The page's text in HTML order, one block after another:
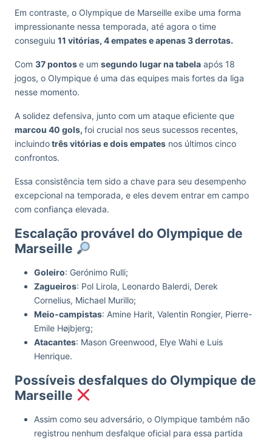
Em contraste, o Olympique de Marseille exibe uma forma
impressionante nessa temporada, até agora o time
conseguiu 11 vitórias, 4 empates e apenas 3 derrotas.
Com 37 pontose um segundo lugar na tabela após 18
jogos, o Olympique é uma das equipes mais fortes da liga
nesse momento.
A solidez defensiva, junto com um ataque eficiente que
marcou 40 gols, foi crucial nos seus sucessos recentes,
incluindotrês vitórias e dois empates nos últimos cinco
confrontos.
Essa consistência tem sido a chave para seu desempenho
excepcional na temporada, e eles devem entrar em campo
com confiança elevada.
Escalação provável do Olympique de
Marseille
Goleiro: Gerónimo Rulli;
Zagueiros: Pol Lirola, Leonardo Balerdi, Derek
Cornelius, Michael Murillo;
Meio-campistas: Amine Harit, Valentin Rongier, Pierre-
Emile Højbjerg;
Atacantes: Mason Greenwood, Elye Wahi e Luis
Henrique.
Possíveis desfalques do Olympique de
Marseille
Assim como seu adversário, o Olympique também não
registrou nenhum desfalque oficial para essa partida